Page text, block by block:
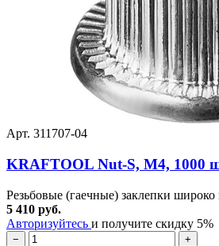
Арт. 311707-04
KRAFTOOL Nut-S, М4, 1000
Резьбовые (гаечные) заклепки
5 410 руб.
Авторизуйтесь и получите скидку 5%
−
+